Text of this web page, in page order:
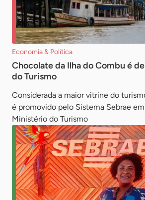
Economia & Política
Chocolate da Ilha do Combu é
do Turismo
Considerada a maior vitrine do
é promovido pelo Sistema Sebrae
Ministério do Turismo